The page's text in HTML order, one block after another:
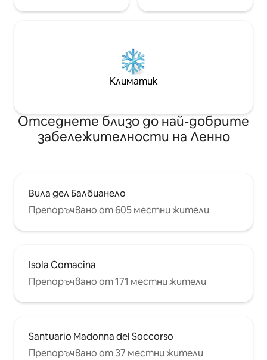
Климатик
Отседнете близо до най-добрите
забележителности на Ленно
Вила дел Балбианело
Препоръчвано от 605 местни жители
Isola Comacina
Препоръчвано от 171 местни жители
Santuario Madonna del Soccorso
Препоръчвано от 37 местни жители